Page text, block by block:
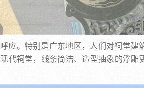
应。特别是广东地区，人们对祠堂建
代祠堂，线条简洁、造型抽象的浮雕